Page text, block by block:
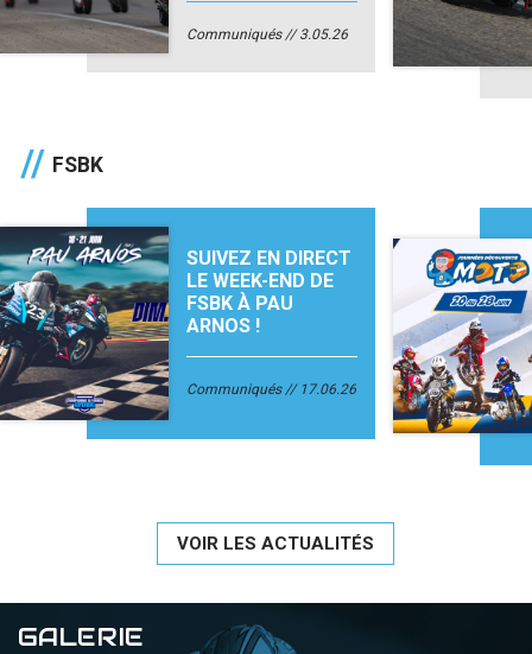
Communiqués 3.05.26
FSBK
SUIVEZ EN DIRECT
LE WEEK-END DE
FSBK À PAU
ARNOS !
Communiqués 17.06.26
VOIR LES ACTUALITÉS
GALERIE